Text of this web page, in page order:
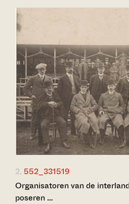
2. 552_331519
Organisatoren van de
poseren …